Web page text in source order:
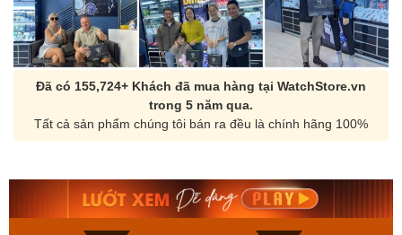
Đã có 155,724+ Khách đã mua hàng tại WatchStore.vn
trong 5 năm qua.
Tất cả sản phẩm chúng tôi bán ra đều là chính hãng 100%
Orient Nam RA-
Mua ngay
Casio Nam MTS-
Mua ngay